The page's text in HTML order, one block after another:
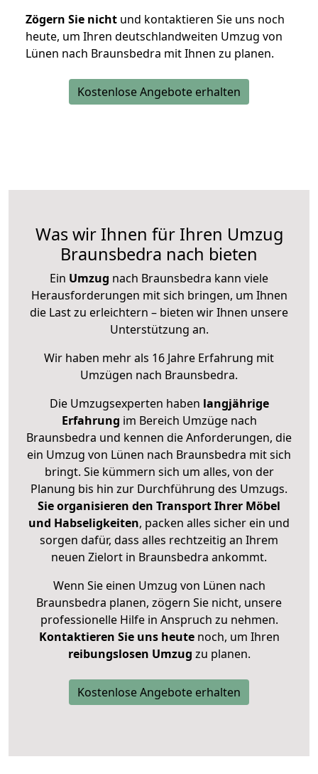
Zögern Sie nicht und kontaktieren Sie uns noch
heute, um Ihren deutschlandweiten Umzug von
Lünen nach Braunsbedra mit Ihnen zu planen.
Kostenlose Angebote erhalten
Was wir Ihnen für Ihren Umzug
Braunsbedra nach bieten
Ein Umzug nach Braunsbedra kann viele
Herausforderungen mit sich bringen, um Ihnen
die Last zu erleichtern – bieten wir Ihnen unsere
Unterstützung an.
Wir haben mehr als 16 Jahre Erfahrung mit
Umzügen nach Braunsbedra.
Die Umzugsexperten haben langjährige
Erfahrung im Bereich Umzüge nach
Braunsbedra und kennen die Anforderungen, die
ein Umzug von Lünen nach Braunsbedra mit sich
bringt. Sie kümmern sich um alles, von der
Planung bis hin zur Durchführung des Umzugs.
Sie organisieren den Transport Ihrer Möbel
und Habseligkeiten, packen alles sicher ein und
sorgen dafür, dass alles rechtzeitig an Ihrem
neuen Zielort in Braunsbedra ankommt.
Wenn Sie einen Umzug von Lünen nach
Braunsbedra planen, zögern Sie nicht, unsere
professionelle Hilfe in Anspruch zu nehmen.
Kontaktieren Sie uns heutenoch, um Ihren
reibungslosen Umzug zu planen.
Kostenlose Angebote erhalten